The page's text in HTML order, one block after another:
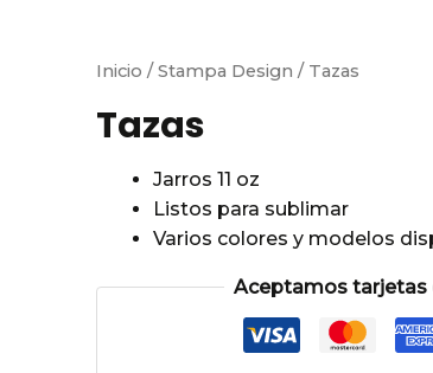
Inicio /Stampa Design / Tazas
Tazas
Jarros 11 oz
Listos para sublimar
Varios colores y modelos
Aceptamos